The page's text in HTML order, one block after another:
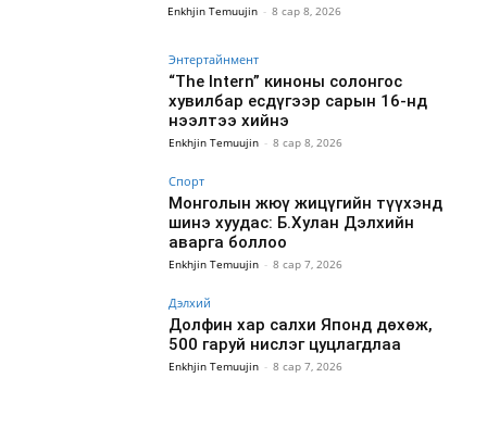
Enkhjin Temuujin - 8 сар 8, 2026
Энтертайнмент
“The Intern” киноны солонгос
хувилбар есдүгээр сарын 16-нд
нээлтээ хийнэ
Enkhjin Temuujin - 8 сар 8, 2026
Спорт
Монголын жюү жицүгийн түүхэнд
шинэ хуудас: Б.Хулан Дэлхийн
аварга боллоо
Enkhjin Temuujin - 8 сар 7, 2026
Дэлхий
Долфин хар салхи Японд дөхөж,
500 гаруй нислэг цуцлагдлаа
Enkhjin Temuujin - 8 сар 7, 2026